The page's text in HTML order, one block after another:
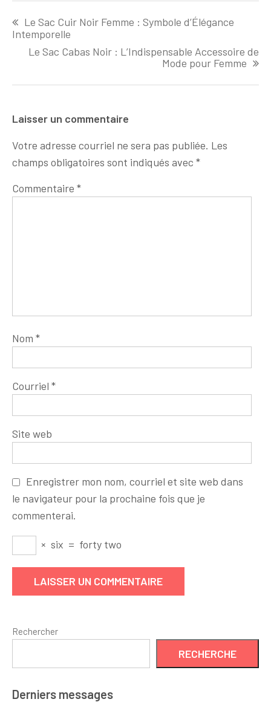
de
l'article
Le Sac Cuir Noir Femme : Symbole d’Élégance
Intemporelle
Le Sac Cabas Noir : L’Indispensable Accessoire de
Mode pour Femme
Laisser un commentaire
Votre adresse courriel ne sera pas publiée. Les
champs obligatoires sont indiqués avec *
Commentaire *
Nom *
Courriel *
Site web
Enregistrer mon nom, courriel et site web dans
le navigateur pour la prochaine fois que je
commenterai.
× six = forty two
Rechercher
RECHERCHE
Derniers messages